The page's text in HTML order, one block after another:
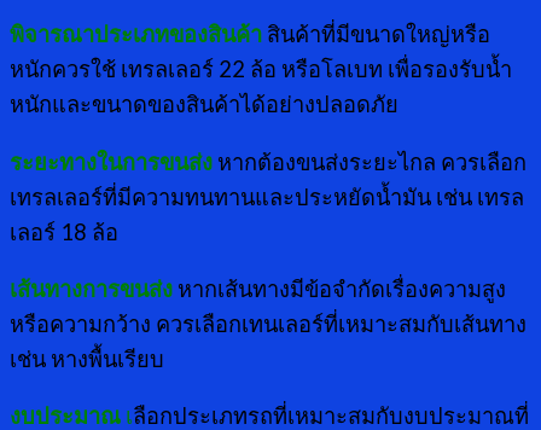
พิจารณาประเภทของสินค้า สินค้าที่มีขนาดใหญ่หรือ
หนักควรใช้ เทรลเลอร์ 22 ล้อ หรือโลเบท เพื่อรองรับน้ำ
หนักและขนาดของสินค้าได้อย่างปลอดภัย
ระยะทางในการขนส่ง หากต้องขนส่งระยะไกล ควรเลือก
เทรลเลอร์ที่มีความทนทานและประหยัดน้ำมัน เช่น เทรล
เลอร์ 18 ล้อ
เส้นทางการขนส่ง หากเส้นทางมีข้อจำกัดเรื่องความสูง
หรือความกว้าง ควรเลือกเทนเลอร์ที่เหมาะสมกับเส้นทาง
เช่น หางพื้นเรียบ
งบประมาณ เลือกประเภทรถที่เหมาะสมกับงบประมาณที่